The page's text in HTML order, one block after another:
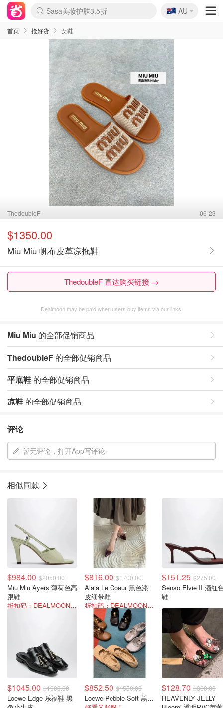
lululemon折扣上新
Sasa美妆护肤3.5折
SSENSE年中2.5折
FreshBeauty好价汇总
Cettire降价+叠9折
WWS Coles超市实拍
viagogo二手票捡漏
Myer超级周末
The Outnet奢牌1折起
David Jones 3折起
Flannels大牌1折
Perfumes Club护肤1折
AMIRO面罩$251
Amazon折扣汇总
eToro入金$200送$50
Amazon数码好物
ICONIC本周7.5折
ThedoubleF高奢地板价
Moose Knuckles 6折
丝芙兰5折起
EUFY摄像头$98
Selenichast首饰2折
Trip机票酒店促销
YSL送5件彩妆礼
Amazon家居好物
Amazon美妆护肤
雅漾大喷$8
过敏原检测盒$33
伊索独家赠50ml沐浴露
科颜氏高保湿面霜$29
SEALIFE海洋馆门票6折
丝塔芙大白罐$16
订阅Newsletter送香薰
Cult Beauty 6.8折
Harrods圣诞日历$525
LN-CC奢牌私促3折
d'Alba空姐喷雾$16
EVE LOM套装£56
Bernardelli独家4折
Adore Beauty 6折起
CT圣诞日历
Mytheresa奢品2.7折
Luxury Escapes 9折
Currentbody美容仪$881
MOON Garden Live
Roborock扫地机$649
Tingo Life水杯$24
Valentino官网5折
CR洗护套装$23
修丽可4件套$159
Myer彩妆2件7折
GANNI官网4.5折
Stylevana韩妆4折
Tessabit高奢8.5折
OGX洗发水$11
Amazon阿德莱德次日达
卡诗8.5折+赠礼
Philips Hue灯具8折
🇦🇺
AU
首页 抢好货 女鞋
ThedoubleF 06-23
$1350.00
Miu Miu 帆布皮革凉拖鞋
ThedoubleF 直达购买链接 →
Dealmoon may be paid when users buy items via our links.
Miu Miu 的全部促销商品
ThedoubleF 的全部促销商品
平底鞋 的全部促销商品
凉鞋 的全部促销商品
评论
暂无评论，打开App写评论
相似同款
$984.00 $2050.00
Miu Miu Ayers 薄荷色高
跟鞋
折扣码：DEALMOON-AOT26
$816.00 $1700.00
Alaia Le Coeur 黑色漆
皮细带鞋
折扣码：DEALMOON-AOT26
$151.25 $275.00
Senso Elvie II 酒红色拖
鞋
$1045.00 $1900.00
Loewe Edge 乐福鞋 黑
$852.50 $1550.00
Loewe Pebble Soft 羔羊皮芭蕾平底鞋
$128.70 $360.00
HEAVENLY JELLY